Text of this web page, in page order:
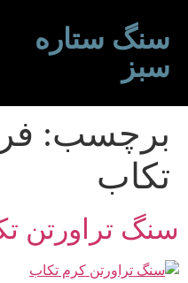
سنگ ستاره
سبز
برچسب:
تکاب
سنگ تراورتن